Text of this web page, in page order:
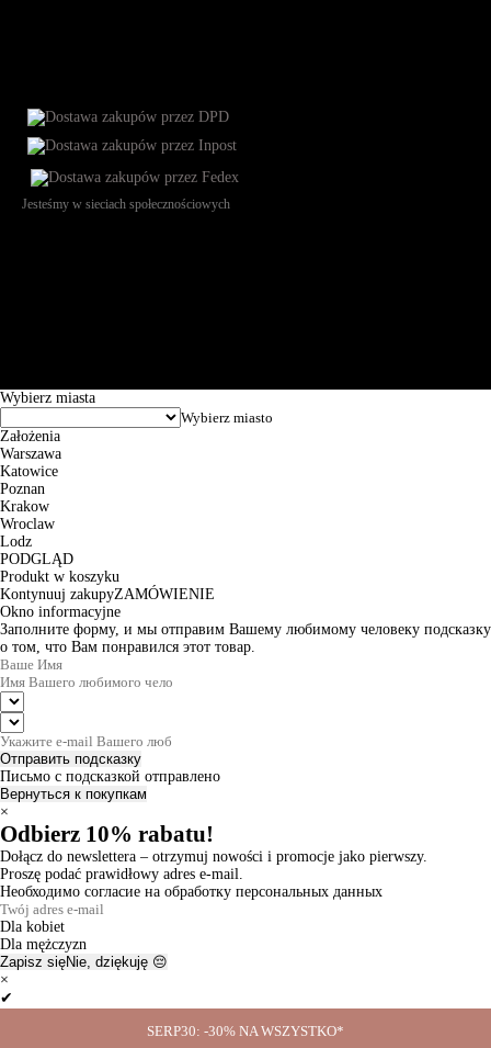
SERP30: -30% NA WSZYSTKO*
Jesteśmy w sieciach społecznościowych
Wybierz miasta
Założenia
Warszawa
Katowice
Poznan
Krakow
Wroclaw
Lodz
PODGLĄD
Produkt w koszyku
Kontynuuj zakupyZAMÓWIENIE
Okno informacyjne
Заполните форму, и мы отправим Вашему любимому человеку подсказку
о том, что Вам понравился этот товар.
Отправить подсказку
Письмо с подсказкой отправлено
Вернуться к покупкам
×
Odbierz 10% rabatu!
Dołącz do newslettera – otrzymuj nowości i promocje jako pierwszy.
Proszę podać prawidłowy adres e-mail.
Необходимо согласие на обработку персональных данных
Dla kobiet
Dla mężczyzn
Zapisz sięNie, dziękuję 😔
×
✔
Thanks for the subscription!